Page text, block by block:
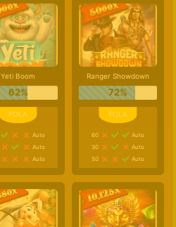
Yeti Boom
62%
Auto
Auto
Auto
Ranger Showdown
72%
60
Auto
30
Auto
50
Auto